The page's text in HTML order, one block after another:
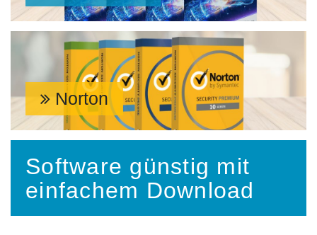
Norton
Software günstig mit
einfachem Download